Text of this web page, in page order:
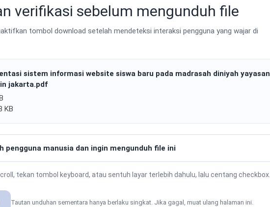
verifikasi sebelum mengunduh file
tombol download setelah mendeteksi interaksi pengguna yang wajar di
sistem informasi website siswa baru pada madrasah diniyah yayasan
jakarta.pdf
KB
pengguna manusia dan ingin mengunduh file ini
tekan tombol keyboard, atau sentuh layar terlebih dahulu, lalu centang checkbox.
Tautan unduhan sementara hanya berlaku singkat. Jika gagal, muat ulang halaman ini.